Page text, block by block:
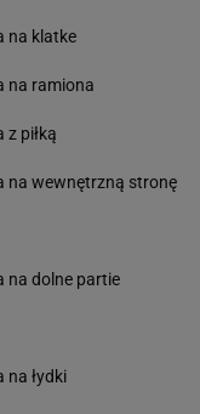
na klatke
na ramiona
z piłką
na wewnętrzną stronę
na dolne partie
na łydki